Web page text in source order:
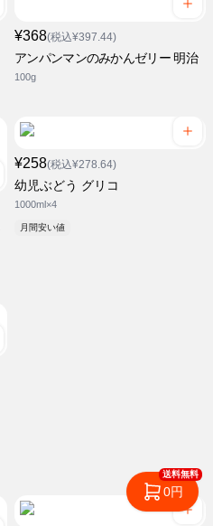
¥368(税込¥397.44)
アンパンマンのみかんゼリー 明治
100g
¥258(税込¥278.64)
幼児ぶどう グリコ
1000ml×4
月間安い値
送料無料
0円